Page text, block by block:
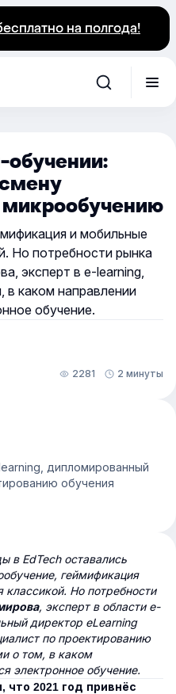
на полгода!
обучении:
и мобильные
Но потребности рынка
эксперт в e-learning,
каком направлении
обучение.
2281 2 минуты
дипломированный
обучения
в EdTech оставались
геймификация
Но потребности
, эксперт в области e-
директор eLearning
по проектированию
о том, в каком
электронное обучение.
2021 год привнёс